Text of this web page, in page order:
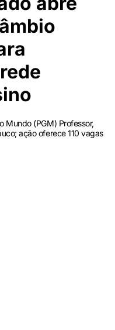
Mundo (PGM) Professor,
ação oferece 110 vagas